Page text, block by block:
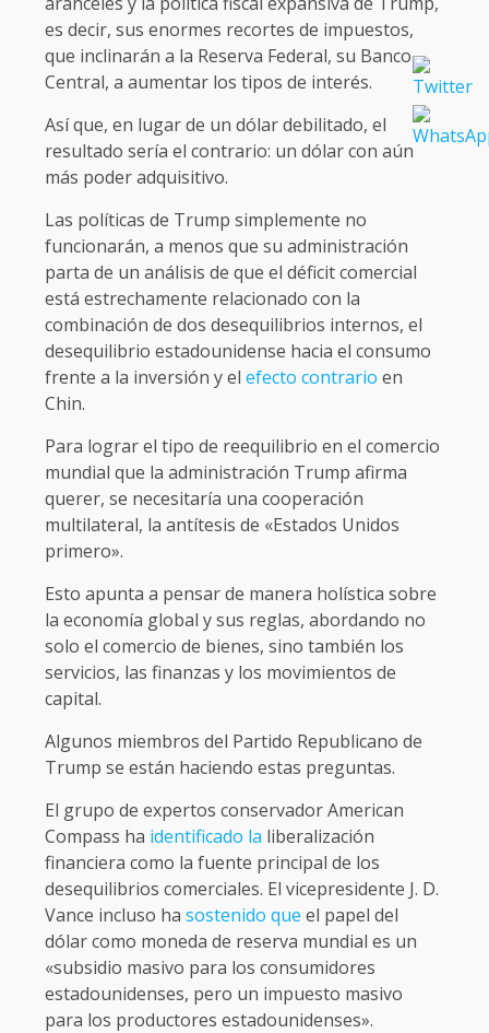
es decir, sus enormes recortes de impuestos,
que inclinarán a la Reserva Federal, su Banco
Central, a aumentar los tipos de interés.
Así que, en lugar de un dólar debilitado, el
resultado sería el contrario: un dólar con aún
más poder adquisitivo.
Las políticas de Trump simplemente no
funcionarán, a menos que su administración
parta de un análisis de que el déficit comercial
está estrechamente relacionado con la
combinación de dos desequilibrios internos, el
desequilibrio estadounidense hacia el consumo
frente a la inversión y el efecto contrario en
Chin.
Para lograr el tipo de reequilibrio en el comercio
mundial que la administración Trump afirma
querer, se necesitaría una cooperación
multilateral, la antítesis de «Estados Unidos
primero».
Esto apunta a pensar de manera holística sobre
la economía global y sus reglas, abordando no
solo el comercio de bienes, sino también los
servicios, las finanzas y los movimientos de
capital.
Algunos miembros del Partido Republicano de
Trump se están haciendo estas preguntas.
El grupo de expertos conservador American
Compass ha identificado la liberalización
financiera como la fuente principal de los
desequilibrios comerciales. El vicepresidente J. D.
Vance incluso ha sostenido que el papel del
dólar como moneda de reserva mundial es un
«subsidio masivo para los consumidores
estadounidenses, pero un impuesto masivo
para los productores estadounidenses».